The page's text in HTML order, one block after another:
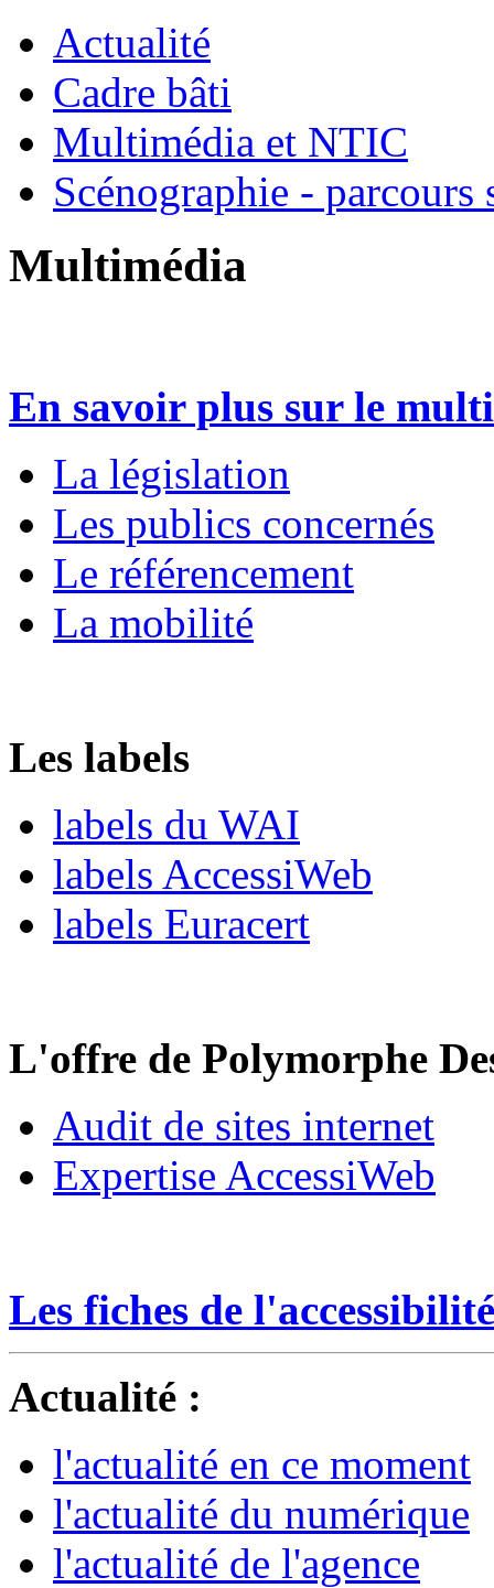
Actualité
Cadre bâti
Multimédia et NTIC
Scénographie - parcours
Multimédia
En savoir plus sur le
La législation
Les publics concernés
Le référencement
La mobilité
Les labels
labels du WAI
labels AccessiWeb
labels Euracert
L'offre de Polymorphe
Audit de sites internet
Expertise AccessiWeb
Les fiches de
Actualité :
l'actualité en ce moment
l'actualité du numérique
l'actualité de l'agence